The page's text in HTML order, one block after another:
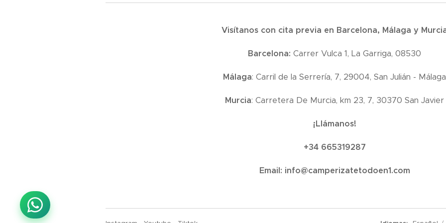
Visítanos con cita previa en Barcelona, Málaga y
Barcelona: Carrer Vulca 1, La Garriga, 08530
Málaga: Carril de la Serrería, 7, 29004, San Julián - Málaga
Murcia: Carretera De Murcia, km 23, 7, 30370 San Javier
¡Llámanos!
+34 665319287
Email: info@camperizatetodoen1.com